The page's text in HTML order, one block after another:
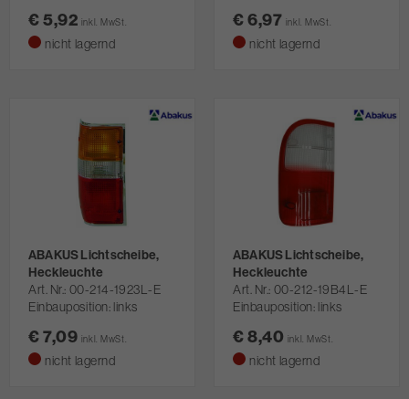
€ 5,92 inkl. MwSt.
nicht lagernd
€ 6,97 inkl. MwSt.
nicht lagernd
ABAKUS Lichtscheibe,
Heckleuchte
Art. Nr. 00-214-1923L-E
Einbauposition: links
€ 7,09 inkl. MwSt.
nicht lagernd
ABAKUS Lichtscheibe,
Heckleuchte
Art. Nr. 00-212-19B4L-E
Einbauposition: links
€ 8,40 inkl. MwSt.
nicht lagernd